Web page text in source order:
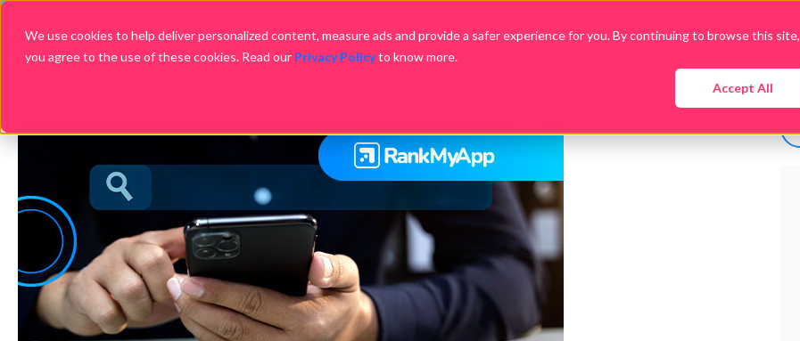
We use cookies to help deliver personalized content, measure ads and provide a safer experience for you. By continuing to browse this site,
you agree to the use of these cookies. Read our Privacy Policyto know more.
Accept All
Cases Conteúdo